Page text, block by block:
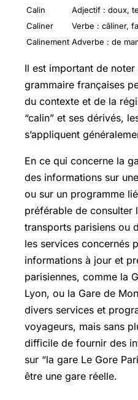
Calin
Adjectif : doux,
Caliner
Verbe : câliner,
Calinement Adverbe : de
Il est important de noter
grammaire françaises
du contexte et de la
“calin” et ses dérivés,
s’appliquent
En ce qui concerne la
des informations sur
ou sur un programme
préférable de consulter
transports parisiens ou
les services concernés
informations à jour et
parisiennes, comme la
Lyon, ou la Gare de
divers services et
voyageurs, mais sans
difficile de fournir des
sur “la gare Le Gore
être une gare réelle.